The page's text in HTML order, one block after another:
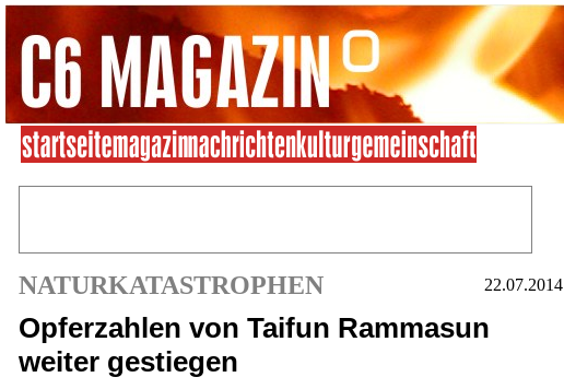
NATURKATASTROPHEN 22.07.2014
Opferzahlen von Taifun Rammasun
weiter gestiegen